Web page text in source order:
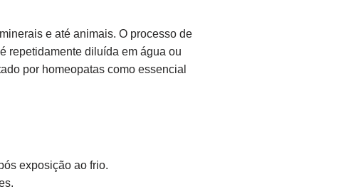
e até animais. O processo de
repetidamente diluída em água ou
por homeopatas como essencial
exposição ao frio.